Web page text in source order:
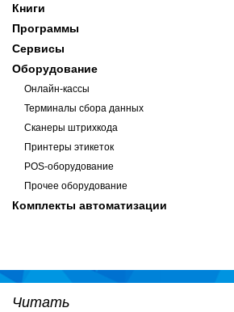
Книги
Программы
Сервисы
Оборудование
Онлайн-кассы
Терминалы сбора данных
Сканеры штрихкода
Принтеры этикеток
POS-оборудование
Прочее оборудование
Комплекты автоматизации
Читать